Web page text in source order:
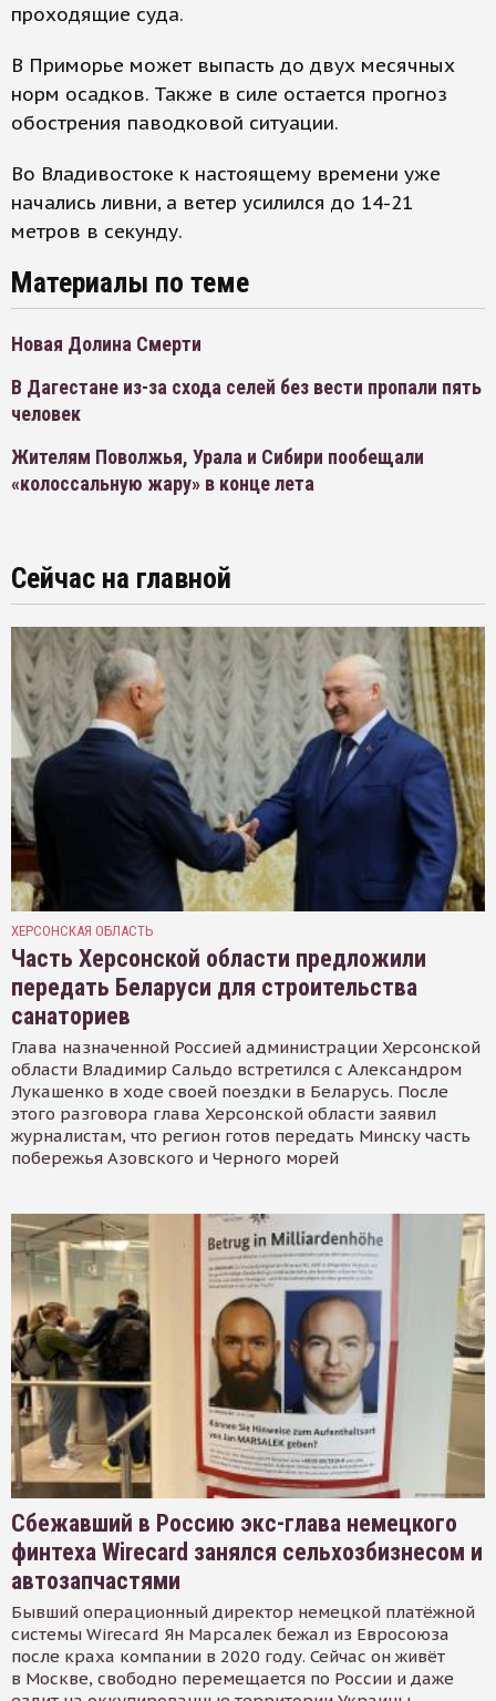
проходящие суда.
В Приморье может выпасть до двух месячных
норм осадков. Также в силе остается прогноз
обострения паводковой ситуации.
Во Владивостоке к настоящему времени уже
начались ливни, а ветер усилился до 14-21
метров в секунду.
Материалы по теме
Новая Долина Смерти
В Дагестане из-за схода селей без вести пропали пять
человек
Жителям Поволжья, Урала и Сибири пообещали
«колоссальную жару» в конце лета
Сейчас на главной
ХЕРСОНСКАЯ ОБЛАСТЬ
Часть Херсонской области предложили
передать Беларуси для строительства
санаториев
Глава назначенной Россией администрации Херсонской
области Владимир Сальдо встретился с Александром
Лукашенко в ходе своей поездки в Беларусь. После
этого разговора глава Херсонской области заявил
журналистам, что регион готов передать Минску часть
побережья Азовского и Черного морей
Сбежавший в Россию экс-глава немецкого
финтеха Wirecard занялся сельхозбизнесом и
автозапчастями
Бывший операционный директор немецкой платёжной
системы Wirecard Ян Марсалек бежал из Евросоюза
после краха компании в 2020 году. Сейчас он живёт
в Москве, свободно перемещается по России и даже